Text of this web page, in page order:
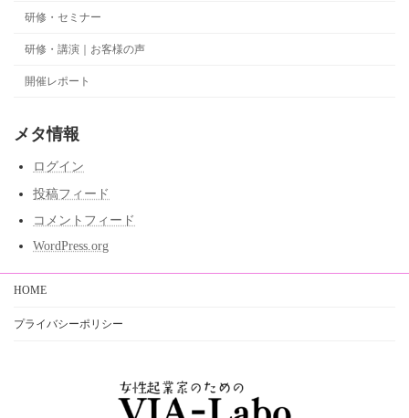
研修・セミナー
研修・講演｜お客様の声
開催レポート
メタ情報
ログイン
投稿フィード
コメントフィード
WordPress.org
HOME
プライバシーポリシー